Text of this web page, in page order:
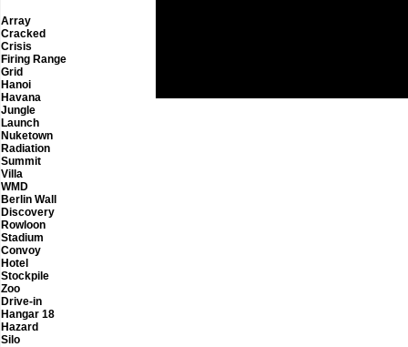
Array
Cracked
Crisis
Firing Range
Grid
Hanoi
Havana
Jungle
Launch
Nuketown
Radiation
Summit
Villa
WMD
Berlin Wall
Discovery
Rowloon
Stadium
Convoy
Hotel
Stockpile
Zoo
Drive-in
Hangar 18
Hazard
Silo